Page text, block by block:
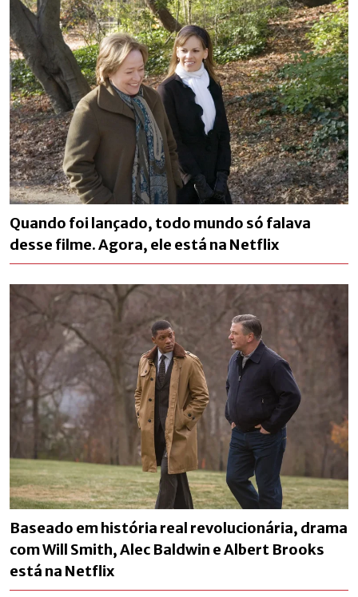
Quando foi lançado, todo mundo só falava
desse filme. Agora, ele está na Netflix
Baseado em história real revolucionária, drama
com Will Smith, Alec Baldwin e Albert Brooks
está na Netflix